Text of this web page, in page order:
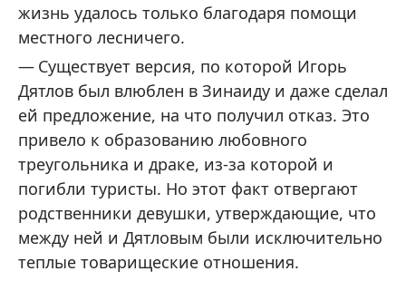
жизнь удалось только благодаря помощи
местного лесничего.
Существует версия, по которой Игорь
Дятлов был влюблен в Зинаиду и даже сделал
ей предложение, на что получил отказ. Это
привело к образованию любовного
треугольника и драке, из-за которой и
погибли туристы. Но этот факт отвергают
родственники девушки, утверждающие, что
между ней и Дятловым были исключительно
теплые товарищеские отношения.